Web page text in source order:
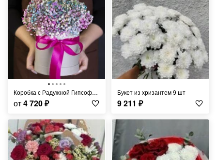
Коробка с Радужной Гипсофилой
от4 720₽
Букет из хризантем 9 шт
9 211 ₽